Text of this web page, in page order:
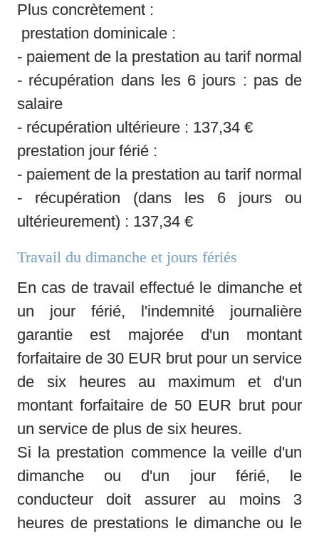
Plus concrètement :
- paiement de la prestation au tarif normal
- récupération dans les 6 jours : pas de
salaire
- récupération ultérieure : 137,34 €
prestation jour férié :
- paiement de la prestation au tarif normal
- récupération (dans les 6 jours ou
ultérieurement) : 137,34 €
Travail du dimanche et jours fériés
En cas de travail effectué le dimanche et
un jour férié, l'indemnité journalière
garantie est majorée d'un montant
forfaitaire de 30 EUR brut pour un service
de six heures au maximum et d'un
montant forfaitaire de 50 EUR brut pour
un service de plus de six heures.
Si la prestation commence la veille d'un
dimanche ou d'un jour férié, le
conducteur doit assurer au moins 3
heures de prestations le dimanche ou le